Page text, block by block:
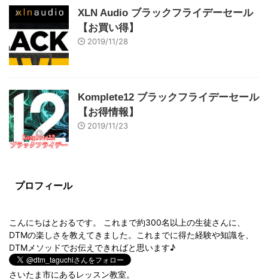
XLN Audio ブラックフライデーセール
【お買い得】
2019/11/28
Komplete12 ブラックフライデーセール
【お得情報】
2019/11/23
プロフィール
こんにちはとおるです。 これまで約300名以上の生徒さんに、
DTMの楽しさを教えてきました。これまでに得た経験や知識を、
DTMメソッドでお伝えできればと思います♪
さいたま市にあるレッスン教室。